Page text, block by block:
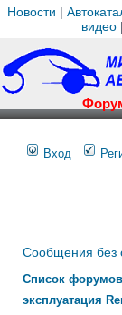
Новости |
видео|
Вход
Сообщения без
Список форумов
эксплуатация